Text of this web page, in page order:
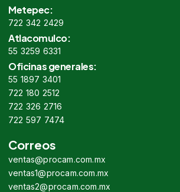
Metepec:
722 342 2429
Atlacomulco:
55 3259 6331
Oficinas generales:
55 1897 3401
722 180 2512
722 326 2716
722 597 7474
Correos
ventas@procam.com.mx
ventas1@procam.com.mx
ventas2@procam.com.mx